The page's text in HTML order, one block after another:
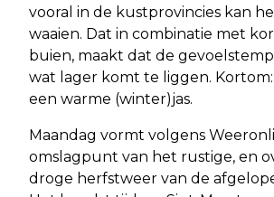
vooral in de kustprovincies kan
waaien. Dat in combinatie met
buien, maakt dat de
wat lager komt te liggen.
een warme (winter)jas.
Maandag vormt volgens
omslagpunt van het rustige, en
droge herfstweer van de